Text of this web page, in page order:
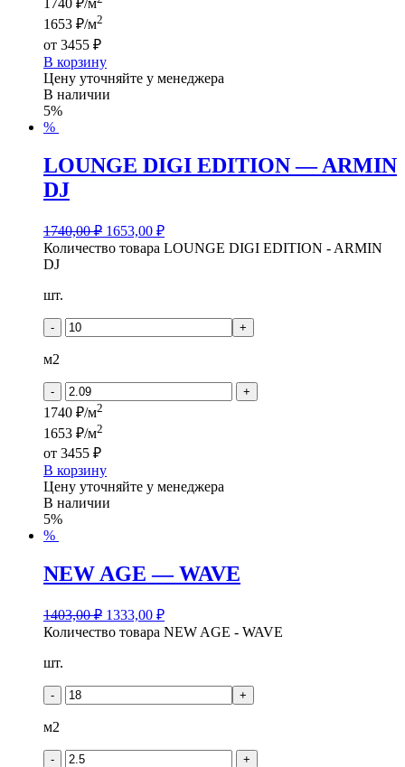
1740 ₽/м
1653 ₽/м2
от 3455 ₽
В корзину
Цену уточняйте у менеджера
В наличии
5%
%
LOUNGE DIGI EDITION — ARMIN
DJ
1740,00₽ 1653,00 ₽
Количество товара LOUNGE DIGI EDITION - ARMIN
DJ
шт.
- +
м2
- +
1740 ₽/м2
1653 ₽/м2
от 3455 ₽
В корзину
Цену уточняйте у менеджера
В наличии
5%
%
NEW AGE — WAVE
1403,00₽ 1333,00 ₽
Количество товара NEW AGE - WAVE
шт.
- +
м2
- +